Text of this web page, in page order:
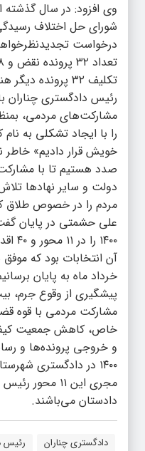
درخواست
تکلیف ۳۲ پرونده دیگر هنوز مشخص نشده است.
رئیس دادگستری چناران
مشارکت‌های مردمی،
را با ایجاد تشکلی به
خویش قرار دادیم» خاطر
صدد هستیم تا با
دولت و سایر نهادها
مردم را در خصوص
علی حشمتی در پایان
آن انتخابات بود که
خرداد ماه به پایان
پیشگیری از وقوع جرم،
مشارکت مردمی با قوه
خاص، کاهش جمعیت
و خروجی پرونده‌ها و
۱۴۰۰ در دادگستری
مجری این ۱۱
دادستان می‌باشند.
دادگستری چناران رئیس